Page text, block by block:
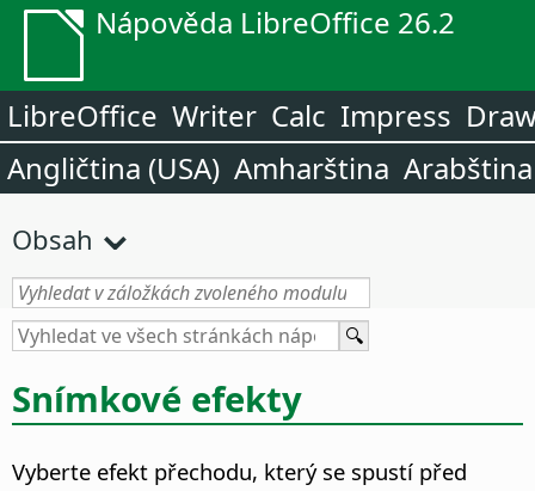
Nápověda LibreOffice 26.2
LibreOffice Writer Calc Impress
Angličtina (USA) Amharština Arabština
Obsah
Snímkové efekty
Vyberte efekt přechodu, který se spustí před